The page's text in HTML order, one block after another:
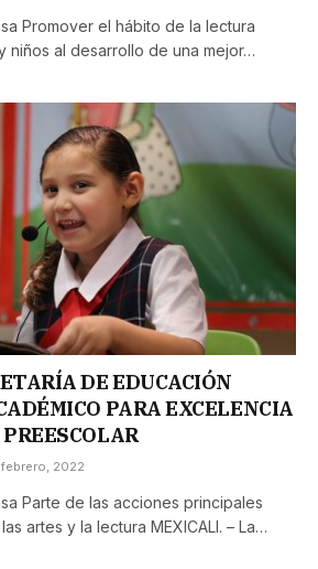
Promover el hábito de la lectura
niños al desarrollo de una mejor…
DE EDUCACIÓN
PARA EXCELENCIA
febrero, 2022
Parte de las acciones principales
artes y la lectura MEXICALI. – La…